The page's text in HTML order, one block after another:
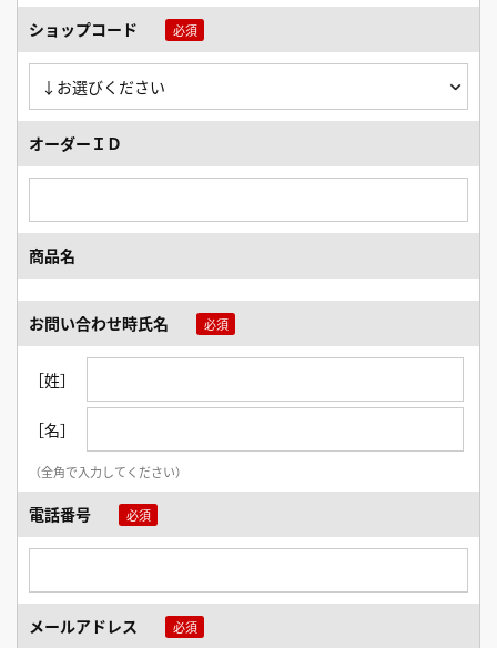
ショップコード
オーダーＩＤ
商品名
お問い合わせ時氏名
［姓］
［名］
（全角で入力してください）
電話番号
メールアドレス